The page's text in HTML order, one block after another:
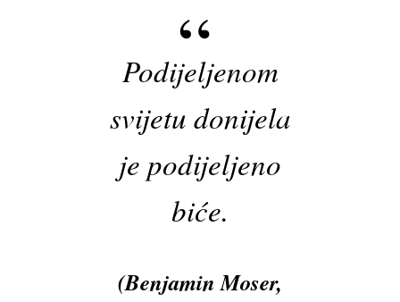
Podijeljenom
svijetu donijela
je podijeljeno
biće.
(Benjamin Moser,